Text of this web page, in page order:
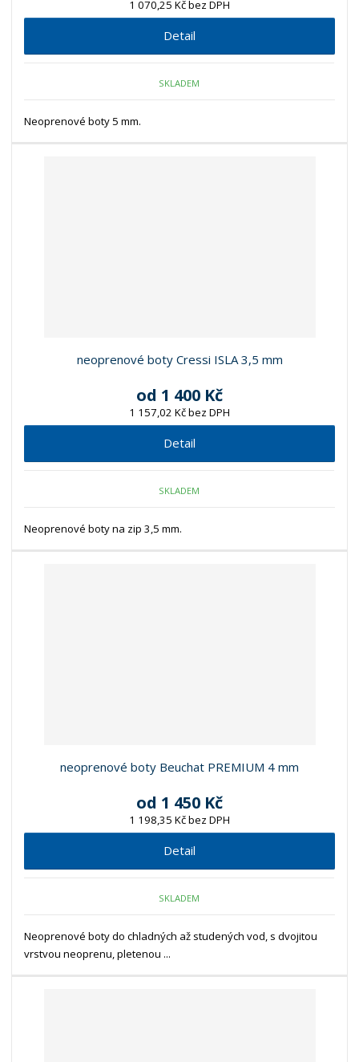
1 070,25 Kč bez DPH
Detail
SKLADEM
Neoprenové boty 5 mm.
neoprenové boty Cressi ISLA 3,5 mm
od 1 400 Kč
1 157,02 Kč bez DPH
Detail
SKLADEM
Neoprenové boty na zip 3,5 mm.
neoprenové boty Beuchat PREMIUM 4 mm
od 1 450 Kč
1 198,35 Kč bez DPH
Detail
SKLADEM
Neoprenové boty do chladných až studených vod, s dvojitou
vrstvou neoprenu, pletenou ...